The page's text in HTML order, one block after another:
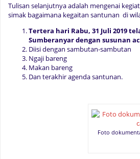
Tulisan selanjutnya adalah mengenai
simak bagaimana kegaitan santunan di
Tertera hari Rabu, 31 Juli 2019
Sumberanyar dengan susunan
Diisi dengan sambutan-sambutan
Ngaji bareng
Makan bareng
Dan terakhir agenda santunan.
Foto